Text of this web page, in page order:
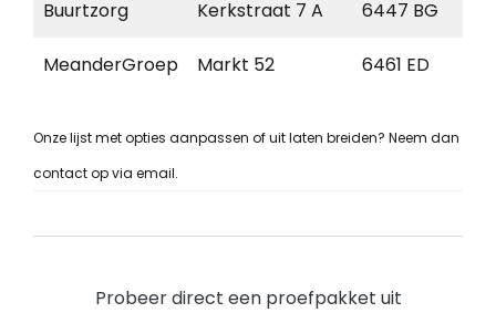
Buurtzorg Kerkstraat 7 A 6447 BG
MeanderGroep Markt 52 6461 ED
Onze lijst met opties aanpassen of uit laten breiden? Neem dan
contact op via email.
Probeer direct een proefpakket uit